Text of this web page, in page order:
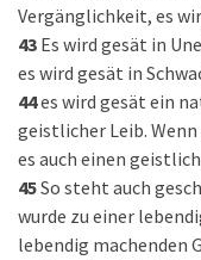
Vergänglichkeit, es
43 Es wird gesät in
es wird gesät in
44es wird gesät ein
geistlicher Leib.
es auch einen
45So steht auch
wurde zu einer
lebendig machenden